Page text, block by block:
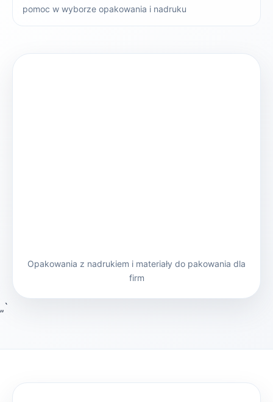
pomoc w wyborze opakowania i nadruku
Opakowania z nadrukiem i materiały do pakowania dla
firm
„`